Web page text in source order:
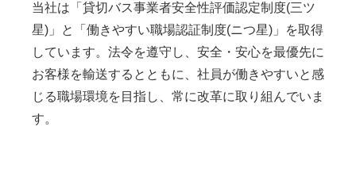
当社は「貸切バス事業者安全性評価認定制度(三ツ
星)」と「働きやすい職場認証制度(ニつ星)」を取得
しています。法令を遵守し、安全・安心を最優先に
お客様を輸送するとともに、社員が働きやすいと感
じる職場環境を目指し、常に改革に取り組んでいま
す。